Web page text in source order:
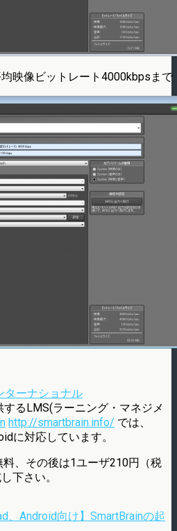
映像ビットレート4000kbpsまで
ターナショナル
するLMS(ラーニング・マネジメ
http://smartbrain.info/ では、
に対応しています。
、その後は1ユーザ210円（税
下さい。
、Android向け】SmartBrainの起